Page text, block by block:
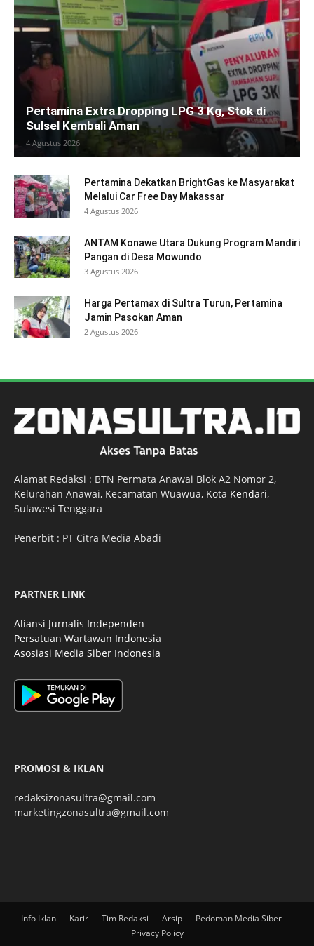
Pertamina Extra Dropping LPG 3 Kg, Stok di
Sulsel Kembali Aman
4 Agustus 2026
Pertamina Dekatkan BrightGas ke Masyarakat
Melalui Car Free Day Makassar
4 Agustus 2026
ANTAM Konawe Utara Dukung Program Mandiri
Pangan di Desa Mowundo
3 Agustus 2026
Harga Pertamax di Sultra Turun, Pertamina
Jamin Pasokan Aman
2 Agustus 2026
Alamat Redaksi : BTN Permata Anawai Blok A2 Nomor 2,
Kelurahan Anawai, Kecamatan Wuawua, Kota Kendari,
Sulawesi Tenggara
Penerbit : PT Citra Media Abadi
PARTNER LINK
Aliansi Jurnalis Independen
Persatuan Wartawan Indonesia
Asosiasi Media Siber Indonesia
PROMOSI & IKLAN
redaksizonasultra@gmail.com
marketingzonasultra@gmail.com
Info Iklan Karir Tim Redaksi Arsip
Pedoman Media Siber
Privacy Policy